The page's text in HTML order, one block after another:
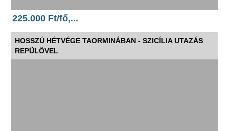
225.000 Ft/fő,...
HOSSZÚ HÉTVÉGE TAORMINÁBAN - SZICÍLIA UTAZÁS
REPÜLŐVEL